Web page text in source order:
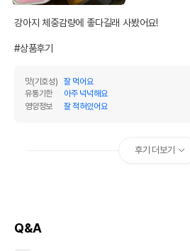
강아지 체중감량에 좋다길래 사봤어요!
#상품후기
맛(기호성)
잘 먹어요
유통기한
아주 넉넉해요
영양정보
잘 적혀있어요
후기 더보기
Q&A